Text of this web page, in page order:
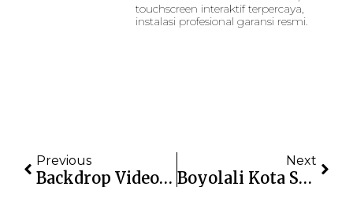
touchscreen interaktif terpercaya,
instalasi profesional garansi resmi.
Previous
Backdrop Videotron: Latar Digital Impresif Untuk Panggung Event
Next
Boyolali Kota Susu: IFP Ciptakan Ruang Kerja Cerdas & Interaktif